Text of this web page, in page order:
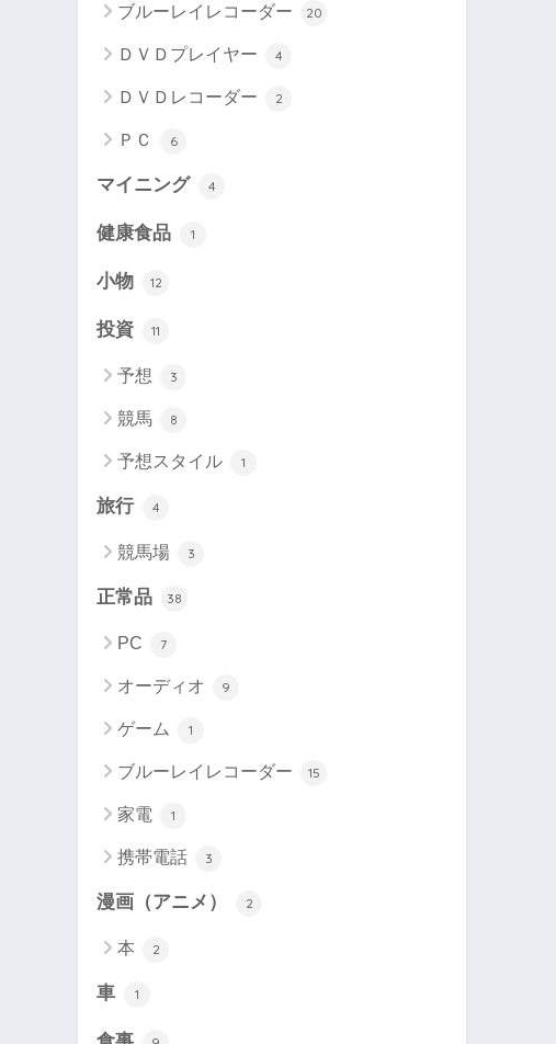
ブルーレイレコーダー 20
ＤＶＤプレイヤー 4
ＤＶＤレコーダー 2
ＰＣ 6
マイニング 4
健康食品 1
小物 12
投資 11
予想 3
競馬 8
予想スタイル 1
旅行 4
競馬場 3
正常品 38
PC 7
オーディオ 9
ゲーム 1
ブルーレイレコーダー 15
家電 1
携帯電話 3
漫画（アニメ） 2
本 2
車 1